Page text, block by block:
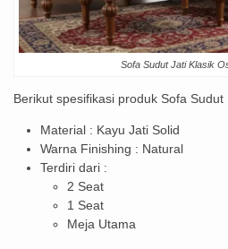
Sofa Sudut Jati Klasik
Berikut spesifikasi produk Sofa Sudut
Material : Kayu Jati Solid
Warna Finishing : Natural
Terdiri dari :
2 Seat
1 Seat
Meja Utama